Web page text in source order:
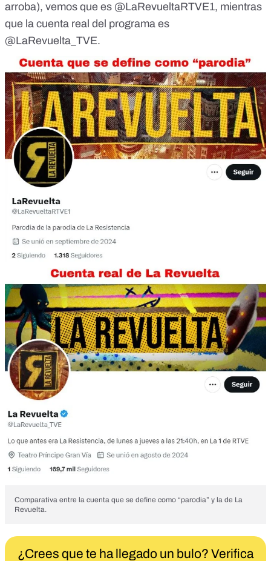
arroba), vemos que es @LaRevueltaRTVE1, mientras
que la cuenta real del programa es
@LaRevuelta_TVE.
Comparativa entre la cuenta que se define como “parodia” y la de La
Revuelta.
¿Crees que te ha llegado un bulo? Verifica